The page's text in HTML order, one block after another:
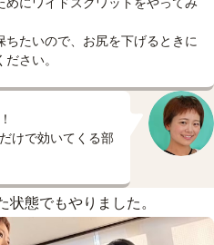
ちたいので、お尻を下げるときに
さい。
けで効いてくる部
態でもやりました。